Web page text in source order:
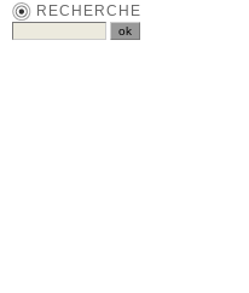
RECHERCHE